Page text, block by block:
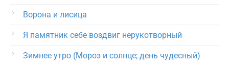
Ворона и лисица
Я памятник себе воздвиг нерукотворный
Зимнее утро (Мороз и солнце; день чудесный)